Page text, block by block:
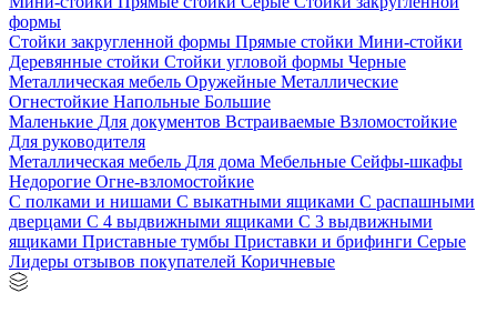
формы
Стойки закругленной формы Прямые стойки Мини-стойки
Деревянные стойки Стойки угловой формы Черные
Металлическая мебель Оружейные Металлические
Огнестойкие Напольные Большие
Маленькие Для документов Встраиваемые Взломостойкие
Для руководителя
Металлическая мебель Для дома Мебельные Сейфы-шкафы
Недорогие Огне-взломостойкие
С полками и нишами С выкатными ящиками С распашными
дверцами С 4 выдвижными ящиками С 3 выдвижными
ящиками Приставные тумбы Приставки и брифинги Серые
Лидеры отзывов покупателей Коричневые